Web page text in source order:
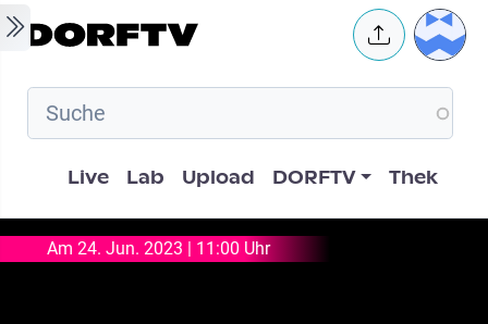
Skip to main content User
Hauptnavigation
Live Lab Upload DORFTV Thek
Am 24. Jun. 2023 | 11:00 Uhr